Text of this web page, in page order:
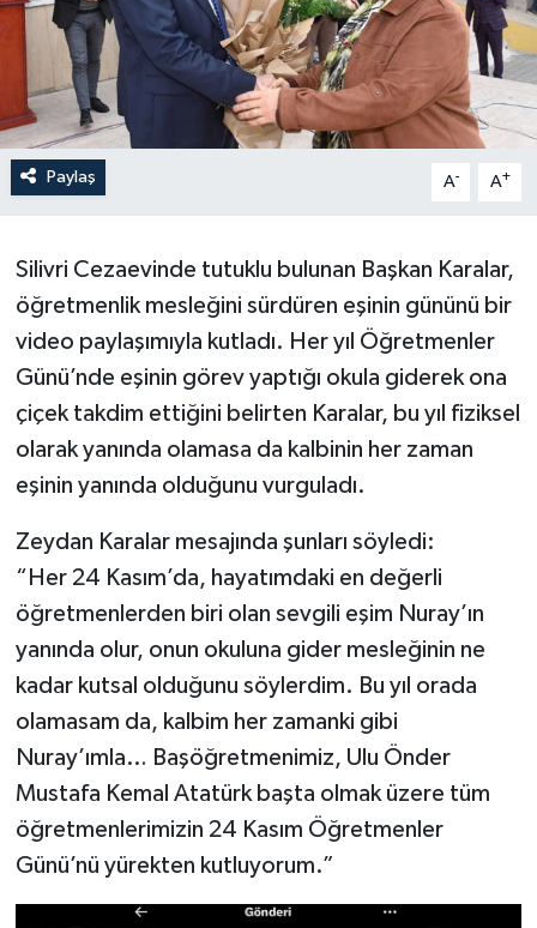
Paylaş A- A+
Silivri Cezaevinde tutuklu bulunan Başkan Karalar,
öğretmenlik mesleğini sürdüren eşinin gününü bir
video paylaşımıyla kutladı. Her yıl Öğretmenler
Günü’nde eşinin görev yaptığı okula giderek ona
çiçek takdim ettiğini belirten Karalar, bu yıl fiziksel
olarak yanında olamasa da kalbinin her zaman
eşinin yanında olduğunu vurguladı.
Zeydan Karalar mesajında şunları söyledi:
“Her 24 Kasım’da, hayatımdaki en değerli
öğretmenlerden biri olan sevgili eşim Nuray’ın
yanında olur, onun okuluna gider mesleğinin ne
kadar kutsal olduğunu söylerdim. Bu yıl orada
olamasam da, kalbim her zamanki gibi
Nuray’ımla… Başöğretmenimiz, Ulu Önder
Mustafa Kemal Atatürk başta olmak üzere tüm
öğretmenlerimizin 24 Kasım Öğretmenler
Günü’nü yürekten kutluyorum.”